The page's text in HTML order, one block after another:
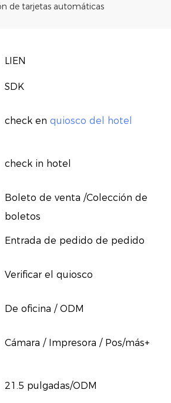
de tarjetas automáticas
LIEN
SDK
check en quiosco del hotel
check in hotel
Boleto de venta /Colección de
boletos
Entrada de pedido de pedido
Verificar el quiosco
De oficina / ODM
Cámara / Impresora / Pos/más+
21.5 pulgadas/ODM